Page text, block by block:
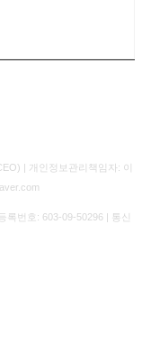
| 개인정보관리책임자: 이
록번호: 603-09-50296 | 통신